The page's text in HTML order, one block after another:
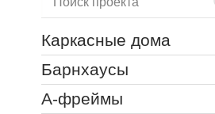
Каркасные дома
Барнхаусы
А-фреймы